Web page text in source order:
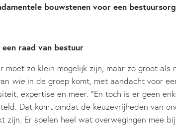
bouwstenen voor een
raad van bestuur
moet zo klein mogelijk zijn, maar zo groot als
wie in de groep komt, met aandacht voor
expertise en meer. “En toch is er geen
Dat komt omdat de keuzevrijheden van
zijn. Er spelen heel wat overwegingen mee